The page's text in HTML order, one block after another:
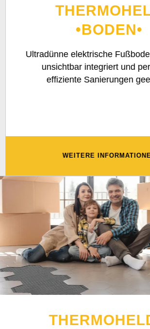
•BODEN•
Ultradünne elektrische
unsichtbar integriert und
effiziente Sanierungen
WEITERE